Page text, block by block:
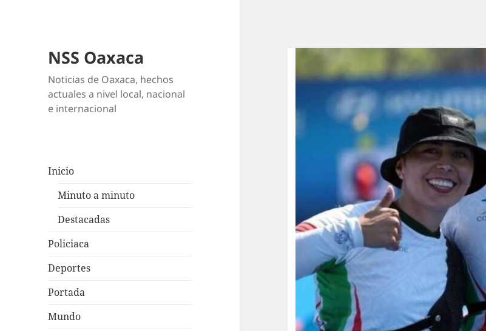
NSS Oaxaca
Noticias de Oaxaca, hechos
actuales a nivel local, nacional
e internacional
Inicio
Minuto a minuto
Destacadas
Policiaca
Deportes
Portada
Mundo